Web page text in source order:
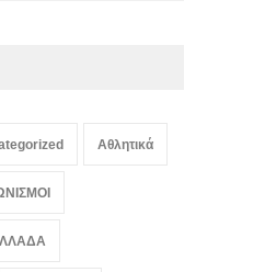
έργο Ρώσων
,ΠΟΛΙΤΙΚΗ
Αθλητικά